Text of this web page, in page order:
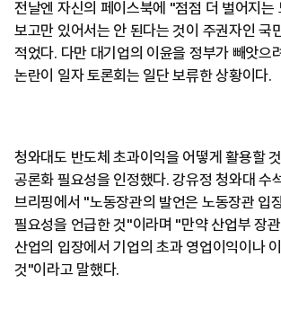
전날엔 자신의 페이스북에 "점점 더 벌어지는
보고만 있어서는 안 된다는 것이 주권자인 국
적었다. 다만 대기업의 이윤을 정부가 빼앗으
논란이 일자 토론회는 일단 보류한 상황이다.
청와대도 반도체 초과이익을 어떻게 활용할
공론화 필요성을 인정했다. 강유정 청와대 수
브리핑에서 "노동장관의 발언은 노동장관 입
필요성을 언급한 것"이라며 "만약 산업부 장
산업의 입장에서 기업의 초과 영업이익이나
것"이라고 말했다.